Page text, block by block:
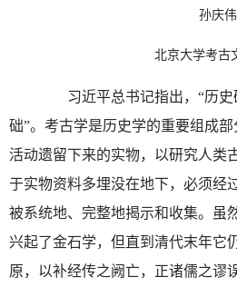
孙庆伟
北京大学考古
习近平总书记指出，“历史
础”。考古学是历史学的重要组成
活动遗留下来的实物，以研究人类
于实物资料多埋没在地下，必须经
被系统地、完整地揭示和收集。虽
兴起了金石学，但直到清代末年它
原，以补经传之阙亡，正诸儒之谬